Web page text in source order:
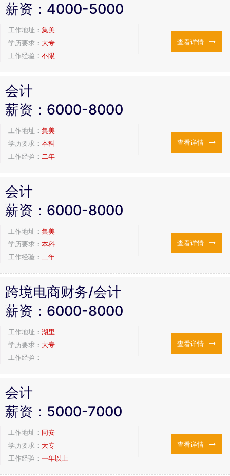
薪资： 4000-5000
工作地址： 集美
学历要求： 大专
工作经验： 不限
查看详情
会计
薪资： 6000-8000
工作地址： 集美
学历要求： 本科
工作经验： 二年
查看详情
会计
薪资： 6000-8000
工作地址： 集美
学历要求： 本科
工作经验： 二年
查看详情
跨境电商财务/会计
薪资： 6000-8000
工作地址： 湖里
学历要求： 大专
工作经验：
查看详情
会计
薪资： 5000-7000
工作地址： 同安
学历要求： 大专
工作经验： 一年以上
查看详情